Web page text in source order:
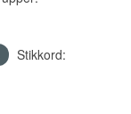
Stikkord: